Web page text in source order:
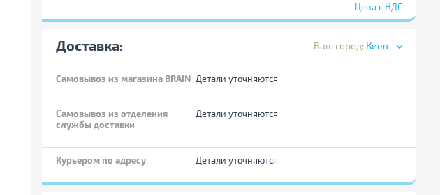
Цена с НДС
Доставка: Ваш город: Киев
Самовывоз из магазина BRAIN Детали уточняются
Самовывоз из отделения
службы доставки
Детали уточняются
Курьером по адресу Детали уточняются